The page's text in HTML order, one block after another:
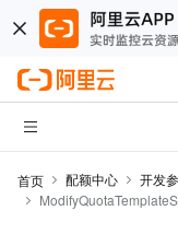
首页 配额中心 开发